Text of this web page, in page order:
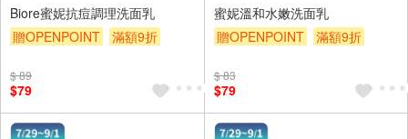
Biore蜜妮抗痘調理洗面乳
贈OPENPOINT
滿額9折
$ 89
$79
蜜妮溫和水嫩洗面乳
贈OPENPOINT
滿額9折
$ 83
$79